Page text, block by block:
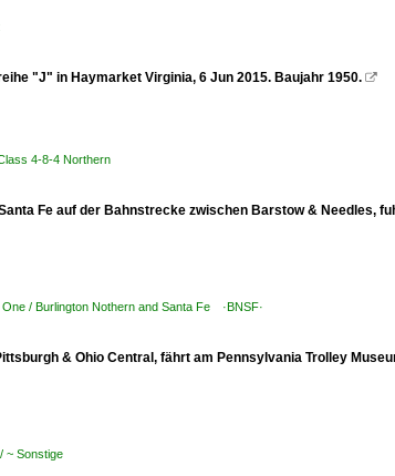
"J" in Haymarket Virginia, 6 Jun 2015. Baujahr 1950. 
4-8-4 Northern
Fe auf der Bahnstrecke zwischen Barstow & Needles,
/ Burlington Nothern and Santa Fe ·BNSF·
& Ohio Central, fährt am Pennsylvania Trolley
~ Sonstige